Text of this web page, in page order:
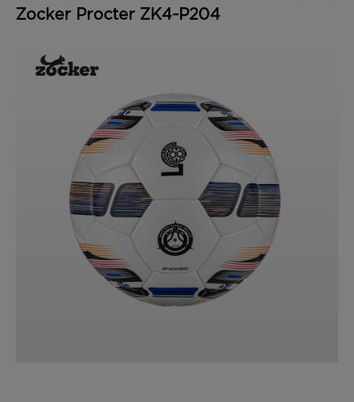
Zocker Procter ZK4-P204